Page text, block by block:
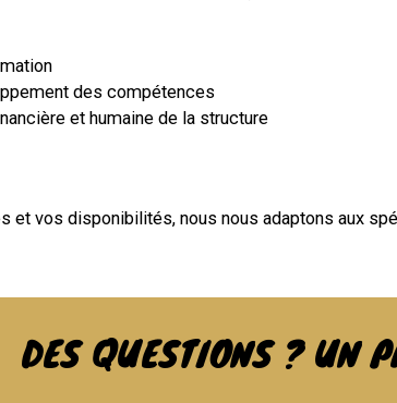
des compétences
et humaine de la structure
et vos disponibilités, nous nous adaptons aux
DES QUESTIONS ? UN